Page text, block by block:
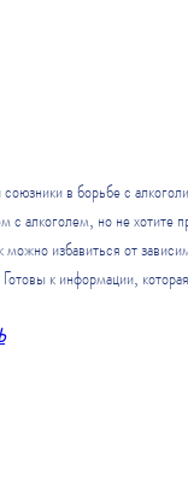
в борьбе с
с алкоголем, но не хотите
избавиться от
к информации,